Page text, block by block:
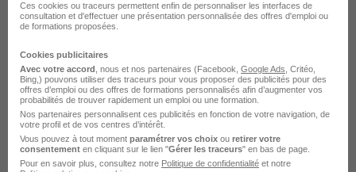
Ingénieur Safran
Responsable industrialisation Safran
Ingénieur méthode Safran
Responsable assurance qualité Safran
Ingénieur en génie mécanique Safran
Ces cookies ou traceurs permettent enfin de personnaliser les interfaces de
consultation et d'effectuer une présentation personnalisée des offres d'emploi ou
de formations proposées.
Cookies publicitaires
Avec votre accord , nous et nos partenaires (Facebook, Google Ads , Critéo,
Bing,) pouvons utiliser des traceurs pour vous proposer des publicités pour des
offres d’emploi ou des offres de formations personnalisés afin d’augmenter vos
probabilités de trouver rapidement un emploi ou une formation.
Nos partenaires personnalisent ces publicités en fonction de votre navigation, de
votre profil et de vos centres d’intérêt.
Vous pouvez à tout moment paramétrer vos choix ou retirer votre
consentement en cliquant sur le lien "Gérer les traceurs" en bas de page.
Pour en savoir plus, consultez notre Politique de confidentialité et notre